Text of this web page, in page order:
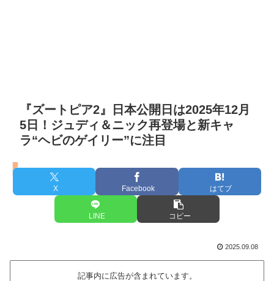
『ズートピア2』日本公開日は2025年12月
5日！ジュディ＆ニック再登場と新キャ
ラ“ヘビのゲイリー”に注目
ズートピア2
X Facebook はてブ
LINE コピー
2025.09.08
記事内に広告が含まれています。